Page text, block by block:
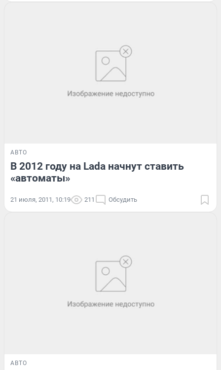
АВТО
В 2012 году на Lada начнут ставить
«автоматы»
21 июля, 2011, 10:19 211 Обсудить
АВТО